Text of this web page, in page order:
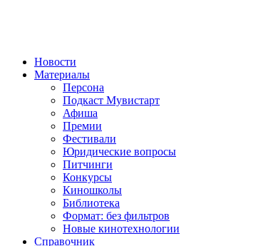
Новости
Материалы
Персона
Подкаст Мувистарт
Афиша
Премии
Фестивали
Юридические вопросы
Питчинги
Конкурсы
Киношколы
Библиотека
Формат: без фильтров
Новые кинотехнологии
Справочник